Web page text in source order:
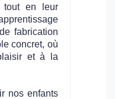
tout en leur
fabrication
concret, où
et à la
nos enfants